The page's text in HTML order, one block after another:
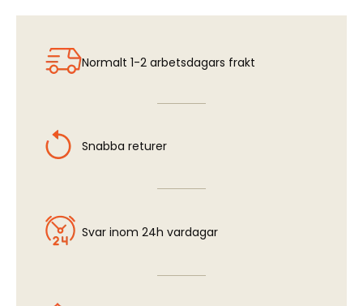
Normalt 1-2 arbetsdagars frakt
Snabba returer
Svar inom 24h vardagar